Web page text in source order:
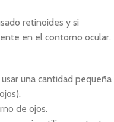
retinoides y si
en el contorno ocular.
una cantidad pequeña
de ojos.